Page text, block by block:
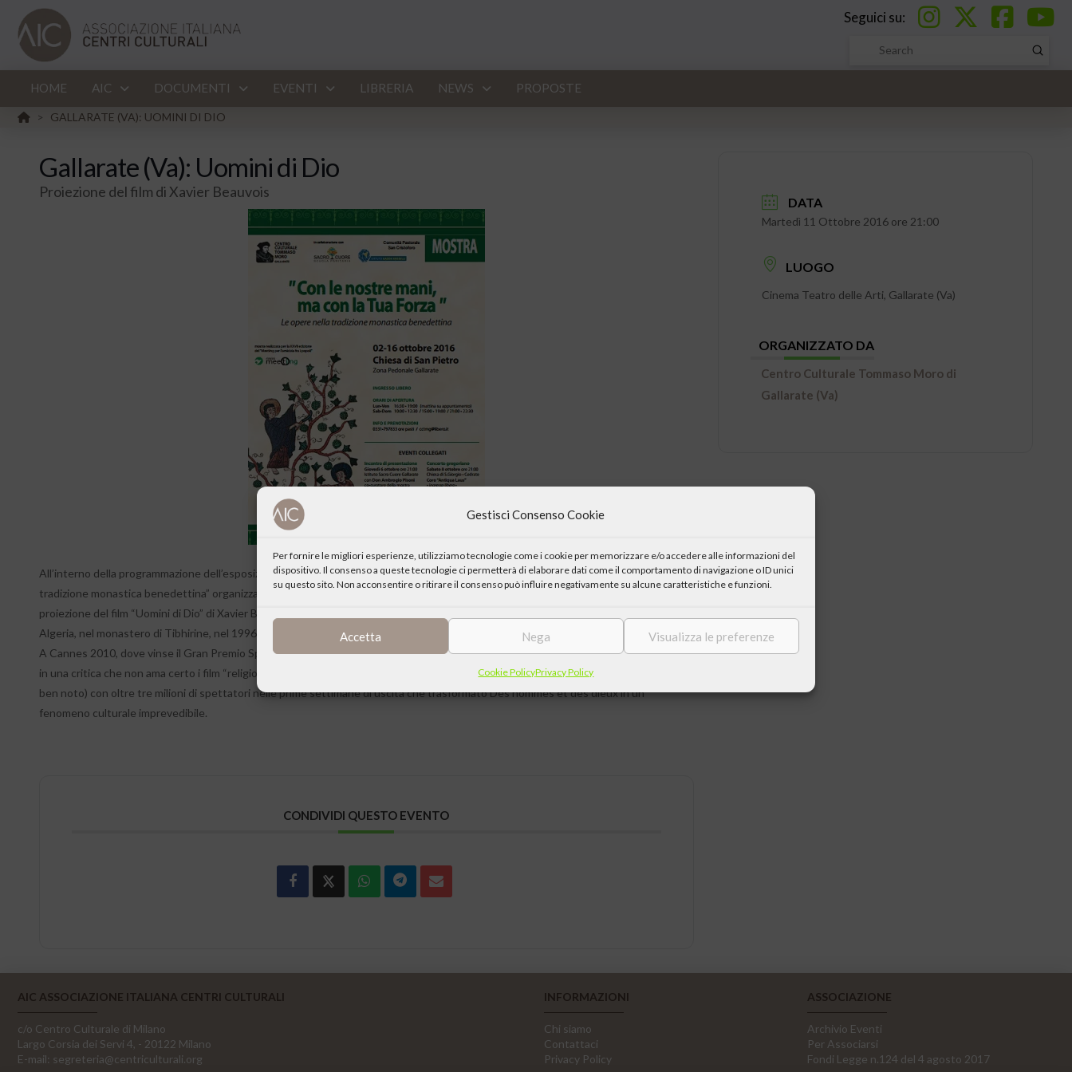
Gestisci Consenso Cookie
Per fornire le migliori esperienze, utilizziamo tecnologie come i cookie per memorizzare e/o accedere alle informazioni del
dispositivo. Il consenso a queste tecnologie ci permetterà di elaborare dati come il comportamento di navigazione o ID unici
su questo sito. Non acconsentire o ritirare il consenso può influire negativamente su alcune caratteristiche e funzioni.
Accetta Nega Visualizza le preferenze
Cookie PolicyPrivacy Policy
Seguici su:
Search
Submit
HOME AIC DOCUMENTI EVENTI LIBRERIA NEWS PROPOSTE
HOME
> GALLARATE (VA): UOMINI DI DIO
Gallarate (Va): Uomini di Dio
Proiezione del film di Xavier Beauvois
All’interno della programmazione dell’esposizione della mostra dal titolo “Con le nostre mani, ma con la Tua Forza. Le opere nella
tradizione monastica benedettina” organizzata dal Centro Culturale “Tommaso Moro”, come approfondimento viene proposta la
proiezione del film “Uomini di Dio” di Xavier Beauvois. Il film narra la vicenda della rievocazione del martirio di sette monaci francesi in
Algeria, nel monastero di Tibhirine, nel 1996.
A Cannes 2010, dove vinse il Gran Premio Speciale della Giuria al festival di Cannes, sorprese la commozione e la stima conquistata
in una critica che non ama certo i film “religiosi”. Ma ancor più clamoroso è stato poi il successo in Francia (dove il fatto che racconta è
ben noto) con oltre tre milioni di spettatori nelle prime settimane di uscita che trasformato Des hommes et des dieux in un
fenomeno culturale imprevedibile.
CONDIVIDI QUESTO EVENTO
DATA
Martedì 11 Ottobre 2016 ore 21:00
LUOGO
Cinema Teatro delle Arti, Gallarate (Va)
ORGANIZZATO DA
Centro Culturale Tommaso Moro di
Gallarate (Va)
AIC ASSOCIAZIONE ITALIANA CENTRI CULTURALI
c/o Centro Culturale di Milano
Largo Corsia dei Servi 4, - 20122 Milano
E-mail: segreteria@centriculturali.org
INFORMAZIONI
Chi siamo
Contattaci
Privacy Policy
ASSOCIAZIONE
Archivio Eventi
Per Associarsi
Fondi Legge n.124 del 4 agosto 2017